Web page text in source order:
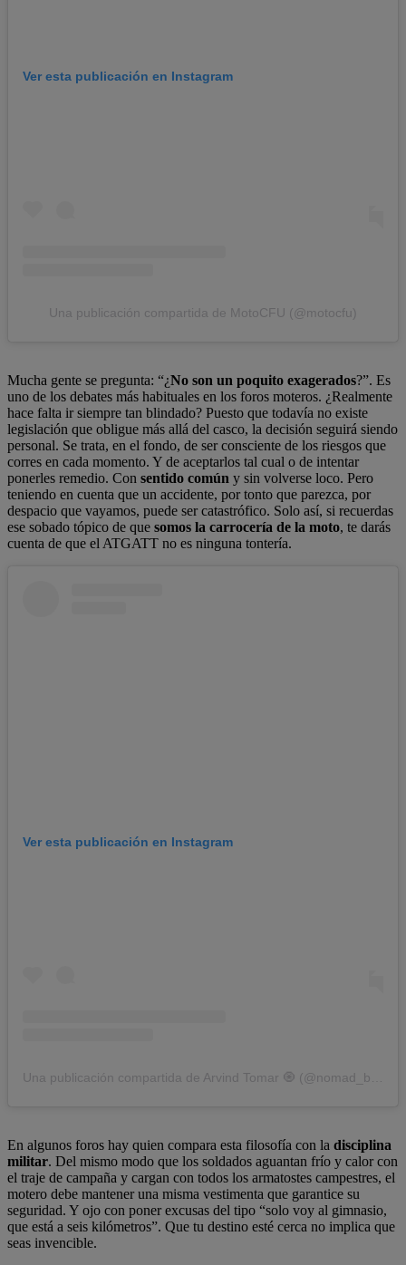
Ver esta publicación en Instagram
Una publicación compartida de MotoCFU (@motocfu)
Mucha gente se pregunta: “¿No son un poquito exagerados?”. Es
uno de los debates más habituales en los foros moteros. ¿Realmente
hace falta ir siempre tan blindado? Puesto que todavía no existe
legislación que obligue más allá del casco, la decisión seguirá siendo
personal. Se trata, en el fondo, de ser consciente de los riesgos que
corres en cada momento. Y de aceptarlos tal cual o de intentar
ponerles remedio. Con sentido común y sin volverse loco. Pero
teniendo en cuenta que un accidente, por tonto que parezca, por
despacio que vayamos, puede ser catastrófico. Solo así, si recuerdas
ese sobado tópico de que somos la carrocería de la moto, te darás
cuenta de que el ATGATT no es ninguna tontería.
Ver esta publicación en Instagram
Una publicación compartida de Arvind Tomar 🧿 (@nomad_backpacker_o_o)
En algunos foros hay quien compara esta filosofía con la disciplina
militar. Del mismo modo que los soldados aguantan frío y calor con
el traje de campaña y cargan con todos los armatostes campestres, el
motero debe mantener una misma vestimenta que garantice su
seguridad. Y ojo con poner excusas del tipo “solo voy al gimnasio,
que está a seis kilómetros”. Que tu destino esté cerca no implica que
seas invencible.